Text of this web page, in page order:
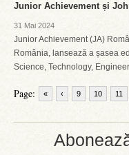
Junior Achievement și
31 Mai 2024
Junior Achievement (JA)
România, lansează a șasea
Science, Technology,
Page: « ‹ 9 10 11